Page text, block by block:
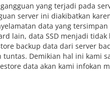
yang terjadi pada
server ini diakibatkan
data yang tersimpan
lain, data SSD menjadi tidak
backup data dari server
Demikian hal ini kami
data akan kami infokan